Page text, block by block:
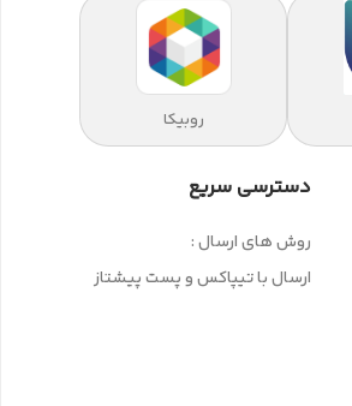
روبیکا
دسترسی سریع
روش های ارسال :
ارسال با تیپاکس و پست پیشتاز